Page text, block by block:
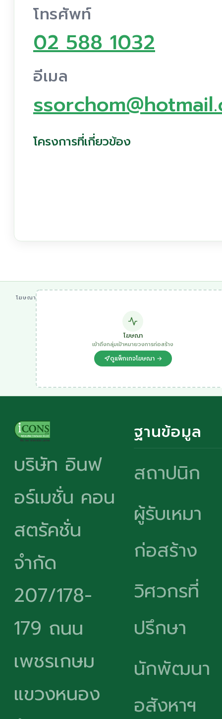
โทรศัพท์
02 588 1032
อีเมล
โครงการที่เกี่ยวข้อง
โฆษณา
โฆษณา
เข้าถึงกลุ่มเป้าหมายวงการก่อสร้าง
ดูแพ็กเกจโฆษณา →
บริษัท อินฟ
อร์เมชั่น คอน
สตรัคชั่น
จำกัด
207/178-
179 ถนน
เพชรเกษม
แขวงหนอง
ฐานข้อมูล
สถาปนิก
ผู้รับเหมา
ก่อสร้าง
วิศวกรที่
ปรึกษา
นักพัฒนา
อสังหาฯ